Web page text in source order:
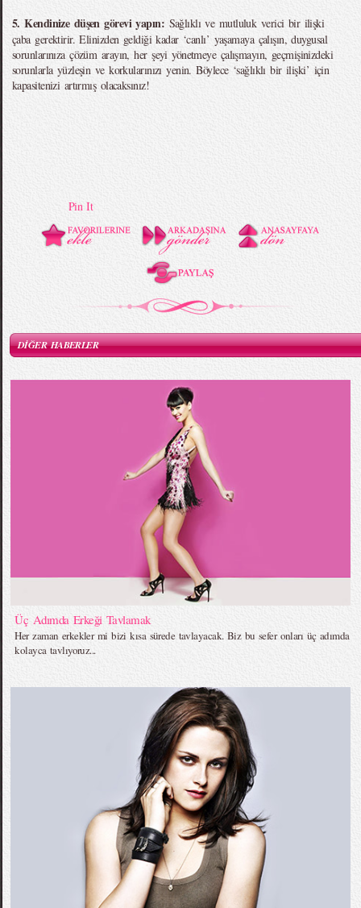
5. Kendinize düşen görevi yapın: Sağlıklı ve mutluluk verici bir ilişki
çaba gerektirir. Elinizden geldiği kadar ‘canlı’ yaşamaya çalışın, duygusal
sorunlarınıza çözüm arayın, her şeyi yönetmeye çalışmayın, geçmişinizdeki
sorunlarla yüzleşin ve korkularınızı yenin. Böylece ‘sağlıklı bir ilişki’ için
kapasitenizi artırmış olacaksınız!
Pin It
DİĞER HABERLER
Üç Adımda Erkeği Tavlamak
Her zaman erkekler mi bizi kısa sürede tavlayacak. Biz bu sefer onları üç adımda
kolayca tavlıyoruz...